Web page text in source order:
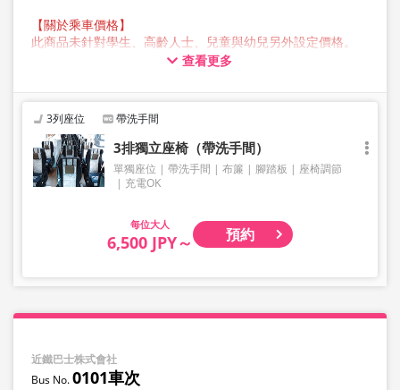
【關於乘車價格】
此商品未針對學生、高齡人士、兒童與幼兒另外設定價格。
所有顧客預約時均請選擇成人價格。
JAM JAM EXPRESS 營運的巴士行李箱中可存放的行李最大尺
寸，三邊總長不超過 160 公分，重量不超過 10 公斤，每人
限定一件。超過此尺寸的行李不能帶上車或存放在後行李箱
中，因此敬請提前自行委託業者托運。
請注意，如果您攜帶的行李超出規範，您將被拒絕乘車，並
需支付取消費用。
我們不接受樂器、自行車、滑雪板、易碎物品、危險物品、
查看更多
3列座位 帶洗手間
3排獨立座椅（帶洗手間）
單獨座位 帶洗手間 布簾 腳踏板
座椅調節
充電OK
大人
6,500 JPY～ 預約
近鐵巴士株式會社
0101車次